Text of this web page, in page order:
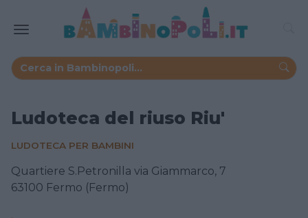
Ludoteca del riuso Riu'
LUDOTECA PER BAMBINI
Quartiere S.Petronilla via Giammarco, 7
63100 Fermo (Fermo)